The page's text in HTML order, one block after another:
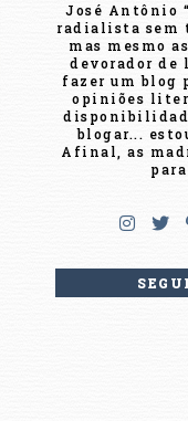
José Antônio
radialista sem
mas mesmo
devorador de
fazer um blog
opiniões
blogar...
Afinal, as